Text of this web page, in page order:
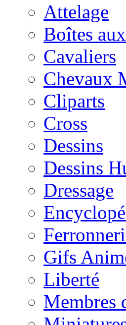
Attelage
Boîtes
Cavaliers
Chevaux
Cliparts
Cross
Dessins
Dessins
Dressage
Gifs
Liberté
Membres